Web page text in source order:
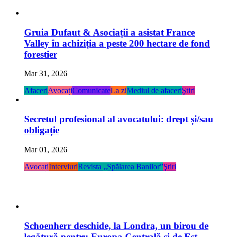
Gruia Dufaut & Asociații a asistat France
Valley în achiziția a peste 200 hectare de fond
forestier
Mar 31, 2026
AfaceriAvocațiComunicateLa ziMediul de afaceriŞtiri
Secretul profesional al avocatului: drept și/sau
obligație
Mar 01, 2026
AvocațiInterviuriRevista „Spălarea Banilor”Ştiri
Schoenherr deschide, la Londra, un birou de